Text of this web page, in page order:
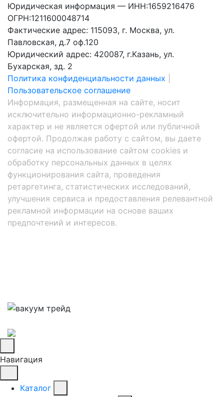
Юридическая информация — ИНН:1659216476
ОГРН:1211600048714
Фактические адрес: 115093, г. Москва, ул.
Павловская, д.7 оф.120
Юридический адрес: 420087, г.Казань, ул.
Бухарская, зд. 2
Политика конфиденциальности данных
Пользовательское соглашение
Информация, размещенная на сайте, носит
исключительно информационно-рекламный
характер и не является офертой или публичной
офертой. Продолжая работу с сайтом, вы даете
согласие на использование сайтом cookies и
обработку персональных данных в целях
функционирования сайта, проведения
ретаргетинга, статистических исследований,
улучшения сервиса и предоставления релевантной
рекламной информации на основе ваших
предпочтений и интересов.
Навигация
Каталог